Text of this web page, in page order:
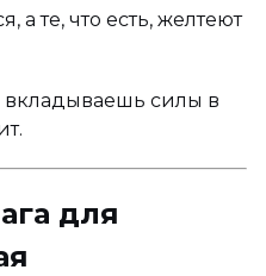
а те, что есть, желтеют
вкладываешь силы в
для